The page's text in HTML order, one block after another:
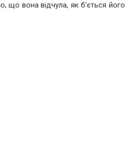
що вона відчула, як б’ється його